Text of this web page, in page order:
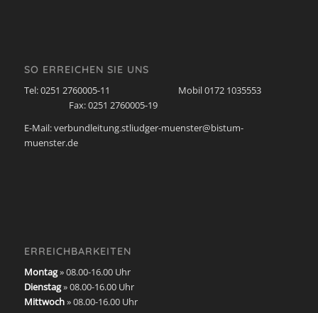
SO ERREICHEN SIE UNS
Tel: 0251 2760005-11 Mobil 0172 1035553
Fax: 0251 2760005-19
E-Mail: verbundleitung.stliudger-muenster@bistum-
muenster.de
ERREICHBARKEITEN
Montag» 08.00-16.00 Uhr
Dienstag» 08.00-16.00 Uhr
Mittwoch» 08.00-16.00 Uhr